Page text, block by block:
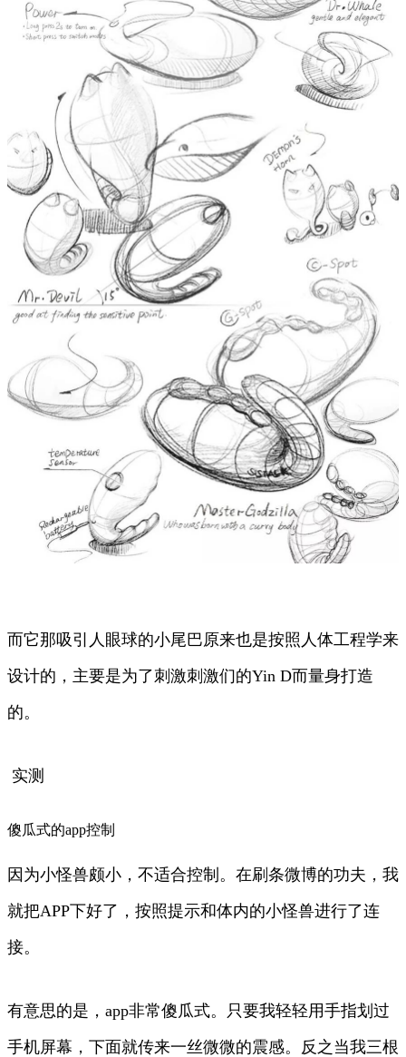
而它那吸引人眼球的小尾巴原来也是按照人体工程学来
设计的，主要是为了刺激刺激们的Yin D而量身打造
的。
实测
傻瓜式的app控制
因为小怪兽颇小，不适合控制。在刷条微博的功夫，我
就把APP下好了，按照提示和体内的小怪兽进行了连
接。
有意思的是，app非常傻瓜式。只要我轻轻用手指划过
手机屏幕，下面就传来一丝微微的震感。反之当我三根